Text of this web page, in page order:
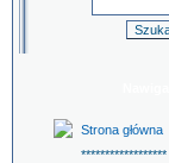
Strona główna
******************